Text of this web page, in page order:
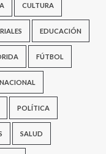
CULTURA
EDUCACIÓN
FÚTBOL
NACIONAL
POLÍTICA
SALUD